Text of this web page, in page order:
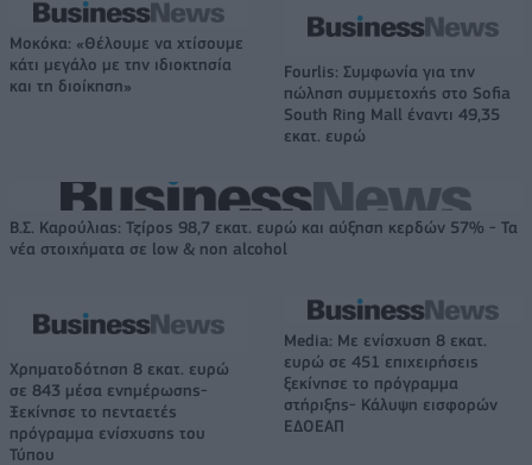
Μοκόκα: «Θέλουμε να χτίσουμε
κάτι μεγάλο με την ιδιοκτησία
και τη διοίκηση»
Fourlis: Συμφωνία για την
πώληση συμμετοχής στο Sofia
South Ring Mall έναντι 49,35
εκατ. ευρώ
Β.Σ. Καρούλιας: Τζίρος 98,7 εκατ. ευρώ και αύξηση κερδών 57% - Τα
νέα στοιχήματα σε low & non alcohol
Χρηματοδότηση 8 εκατ. ευρώ
σε 843 μέσα ενημέρωσης-
Ξεκίνησε το πενταετές
πρόγραμμα ενίσχυσης του
Τύπου
Media: Με ενίσχυση 8 εκατ.
ευρώ σε 451 επιχειρήσεις
ξεκίνησε το πρόγραμμα
στήριξης- Κάλυψη εισφορών
ΕΔΟΕΑΠ